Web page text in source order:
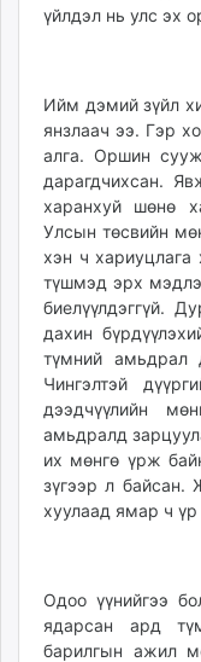
үйлдэл нь улс эх
Ийм дэмий зүйл
янзлаач ээ. Гэр
алга. Оршин
дарагдчихсан.
харанхуй шөнө
Улсын төсвийн
хэн ч хариуцлага
түшмэд эрх
биелүүлдэггүй.
дахин
түмний амьдрал
Чингэлтэй
дээдчүүлийн
амьдралд
их мөнгө үрж
зүгээр л байсан.
хуулаад ямар ч үр
Одоо үүнийгээ
ядарсан ард
барилгын ажил